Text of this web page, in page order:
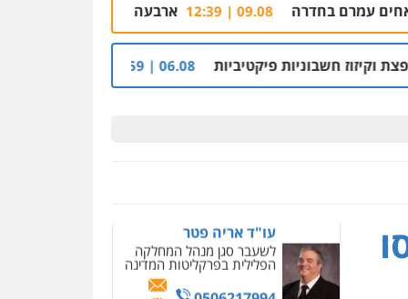
09.08 | 12:39 ארבעה חשודים ברצח אישה לעיני ילדיה
פיקטיביות 06.08 | 09:59 רשות מקרקעי ישראל הרסה
עורך דין תמיר אלטיט
פלילי תעבורה
0545577862
עו"ד יאיר בן סימון
פלילי תעבורה אזרחי 0504578527
רונן הלל – מוניטין